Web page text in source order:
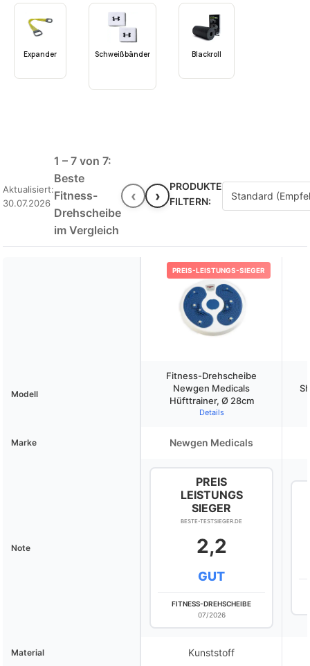
Expander Schweißbänder Blackroll
Aktualisiert:
30.07.2026
1 – 7 von 7:
Beste
Fitness-
Drehscheibe
im Vergleich
‹ ›
PRODUKTE
FILTERN:
PREIS-LEISTUNGS-SIEGER
Modell
Fitness-Drehscheibe
Newgen Medicals
Hüfttrainer, Ø 28cm
Details
Marke Newgen Medicals
Note
PREIS
LEISTUNGS
SIEGER
BESTE-TESTSIEGER.DE
2,2
GUT
FITNESS-DREHSCHEIBE
07/2026
Material Kunststoff